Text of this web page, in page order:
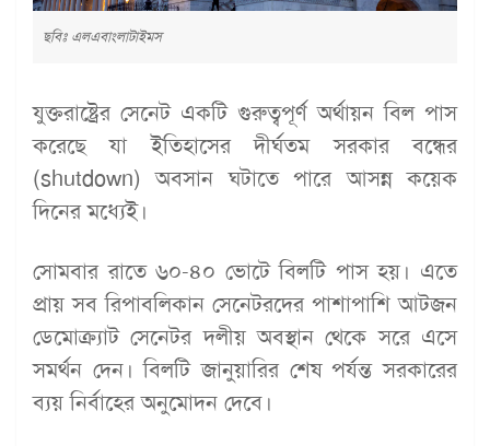
ছবিঃ এলএবাংলাটাইমস
যুক্তরাষ্ট্রের সেনেট একটি গুরুত্বপূর্ণ অর্থায়ন বিল পাস
করেছে যা ইতিহাসের দীর্ঘতম সরকার বন্ধের
(shutdown) অবসান ঘটাতে পারে আসন্ন কয়েক
দিনের মধ্যেই।
সোমবার রাতে ৬০-৪০ ভোটে বিলটি পাস হয়। এতে
প্রায় সব রিপাবলিকান সেনেটরদের পাশাপাশি আটজন
ডেমোক্র্যাট সেনেটর দলীয় অবস্থান থেকে সরে এসে
সমর্থন দেন। বিলটি জানুয়ারির শেষ পর্যন্ত সরকারের
ব্যয় নির্বাহের অনুমোদন দেবে।